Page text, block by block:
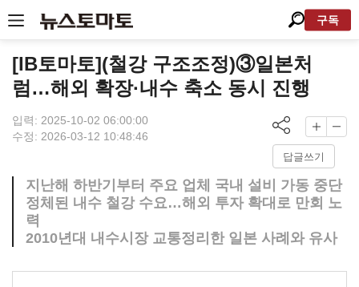
구독
[IB토마토](철강 구조조정)③일본처
럼…해외 확장·내수 축소 동시 진행
입력: 2025-10-02 06:00:00
수정: 2026-03-12 10:48:46
답글쓰기
지난해 하반기부터 주요 업체 국내 설비 가동 중단
정체된 내수 철강 수요…해외 투자 확대로 만회 노
력
2010년대 내수시장 교통정리한 일본 사례와 유사